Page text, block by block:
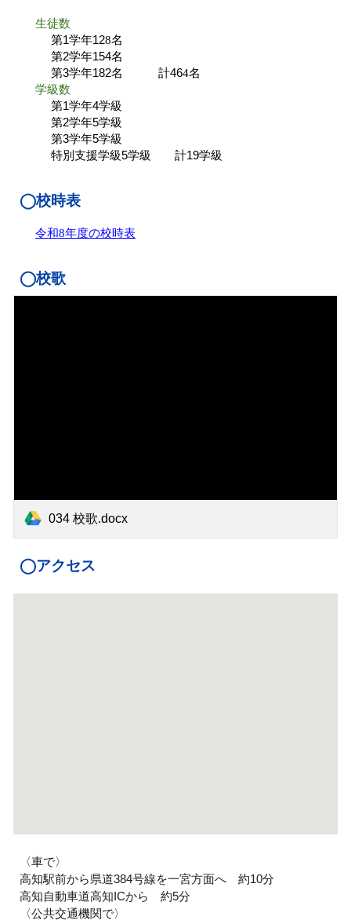
生徒数
第1学年128名
第2学年154名
第3学年182名 計464名
学級数
第1学年4学級
第2学年5学級
第3学年5学級
特別支援学級5学級 計19学級
◯校時表
令和8年度の校時表
◯校歌
034 校歌.docx
◯アクセス
〈車で〉
高知駅前から県道384号線を一宮方面へ 約10分
高知自動車道高知ICから 約5分
〈公共交通機関で〉